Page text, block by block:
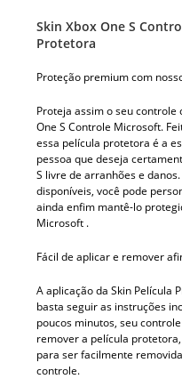
Skin Xbox One S
Protetora
Proteção premium com
Proteja assim o seu controle
One S Controle Microsoft.
essa película protetora é a
pessoa que deseja
S livre de arranhões e
disponíveis, você pode
ainda enfim mantê-lo
Microsoft .
Fácil de aplicar e remover
A aplicação da Skin Película
basta seguir as instruções
poucos minutos, seu
remover a película
para ser facilmente
controle.